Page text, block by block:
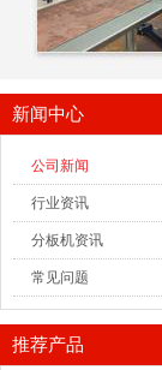
新闻中心
公司新闻
行业资讯
分板机资讯
常见问题
推荐产品